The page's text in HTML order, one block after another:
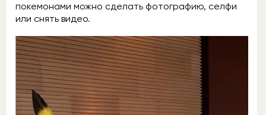
покемонами можно сделать фотографию, селфи
или снять видео.